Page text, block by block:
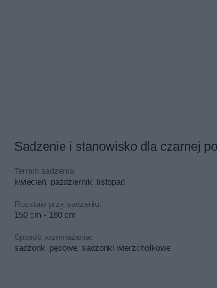
Sadzenie i stanowisko dla czarnej
Termin sadzenia:
kwiecień, październik, listopad
Rozstaw przy sadzeniu:
150 cm - 180 cm
Sposób rozmnażania:
sadzonki pędowe, sadzonki wierzchołkowe